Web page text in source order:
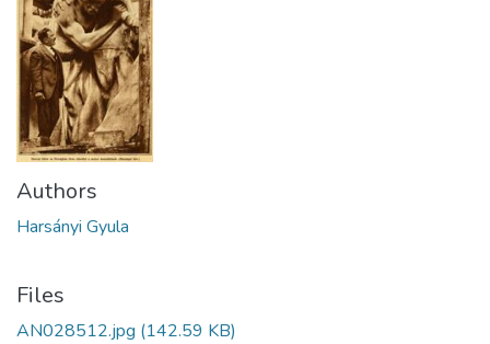
Authors
Harsányi Gyula
Files
AN028512.jpg (142.59 KB)